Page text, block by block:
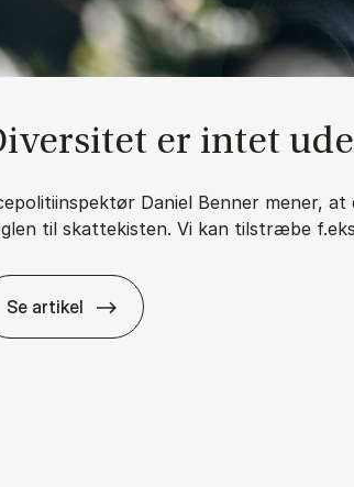
med fly­ver­plad­ser
er in­tet
Daniel Benner mener,
til skattekisten. Vi kan tilstræbe
Se artikel
Di­ver­si­tet er in­tet uden in­klu­sion